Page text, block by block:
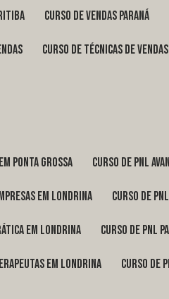
curso de vendas Paraná
curso de técnicas de vendas
Ponta Grossa curso de pnl
em Londrina curso de
em Londrina curso de pnl
em Londrina curso de